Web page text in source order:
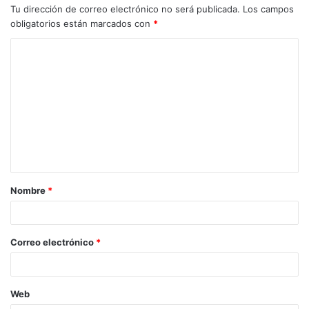
municipales en el ámbito de sus competencias propias y
se enmarcan en el Fondo de Cooperación Local de La Rioja
Tu dirección de correo electrónico no será publicada. Los campos
obligatorios están marcados con *
Nombre *
Correo electrónico *
Web